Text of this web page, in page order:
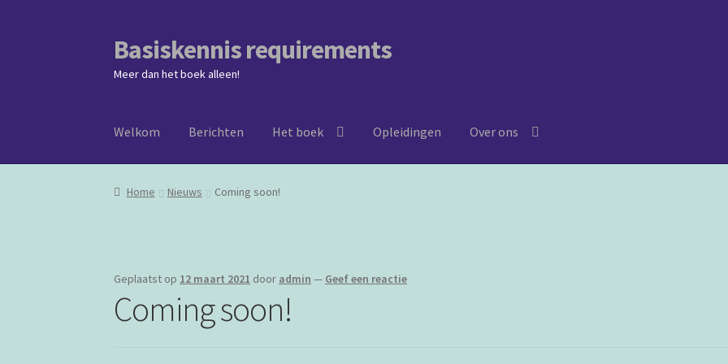
Ga
door
naar
Ga
naar
de
Basiskennis requirements
Meer dan het boek alleen!
Welkom Berichten Het boek Opleidingen Over ons
Home Nieuws Coming soon!
Geplaatst op 12 maart 2021 door admin — Geef een reactie
Coming soon!